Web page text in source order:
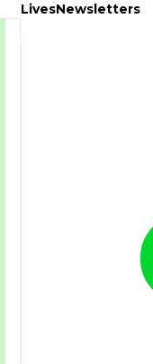
LivesNewsletters